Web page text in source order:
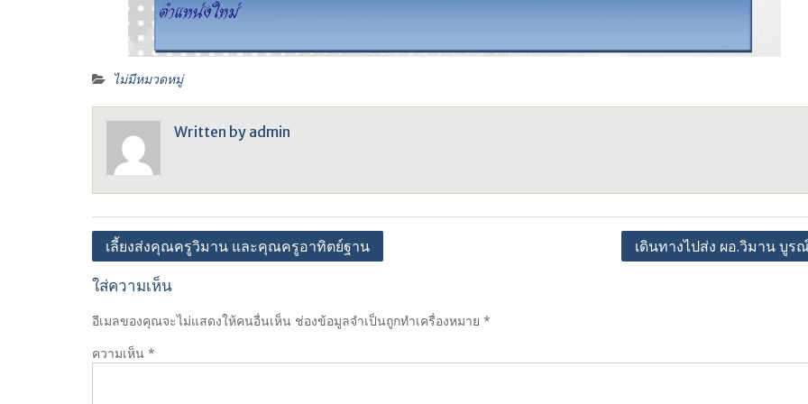
ไม่มีหมวดหมู่
Written by admin
แนะแนว
เลี้ยงส่งคุณครูวิมาน และคุณครูอาทิตย์ฐาน
เดินทางไปส่ง ผอ.วิมาน บูร
ใส่ความเห็น
อีเมลของคุณจะไม่แสดงให้คนอื่นเห็น ช่องข้อมูลจำเป็นถูกทำเครื่องหมาย *
ความเห็น *